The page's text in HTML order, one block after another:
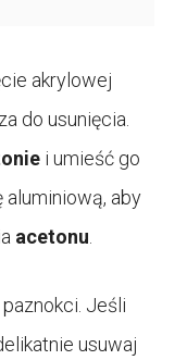
akrylowej
do usunięcia.
i umieść go
aluminiową, aby
acetonu
Jeśli
usuwaj